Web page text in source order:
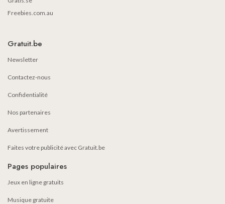
Freebies.com.au
Gratuit.be
Newsletter
Contactez-nous
Confidentialité
Nos partenaires
Avertissement
Faites votre publicité avec Gratuit.be
Pages populaires
Jeux en ligne gratuits
Musique gratuite